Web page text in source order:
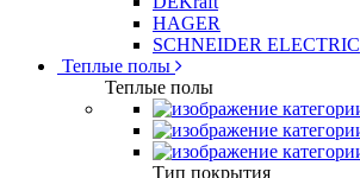
HAGER
SCHNEIDER ELECTRIC
Теплые полы
Теплые полы
Тип покрытия